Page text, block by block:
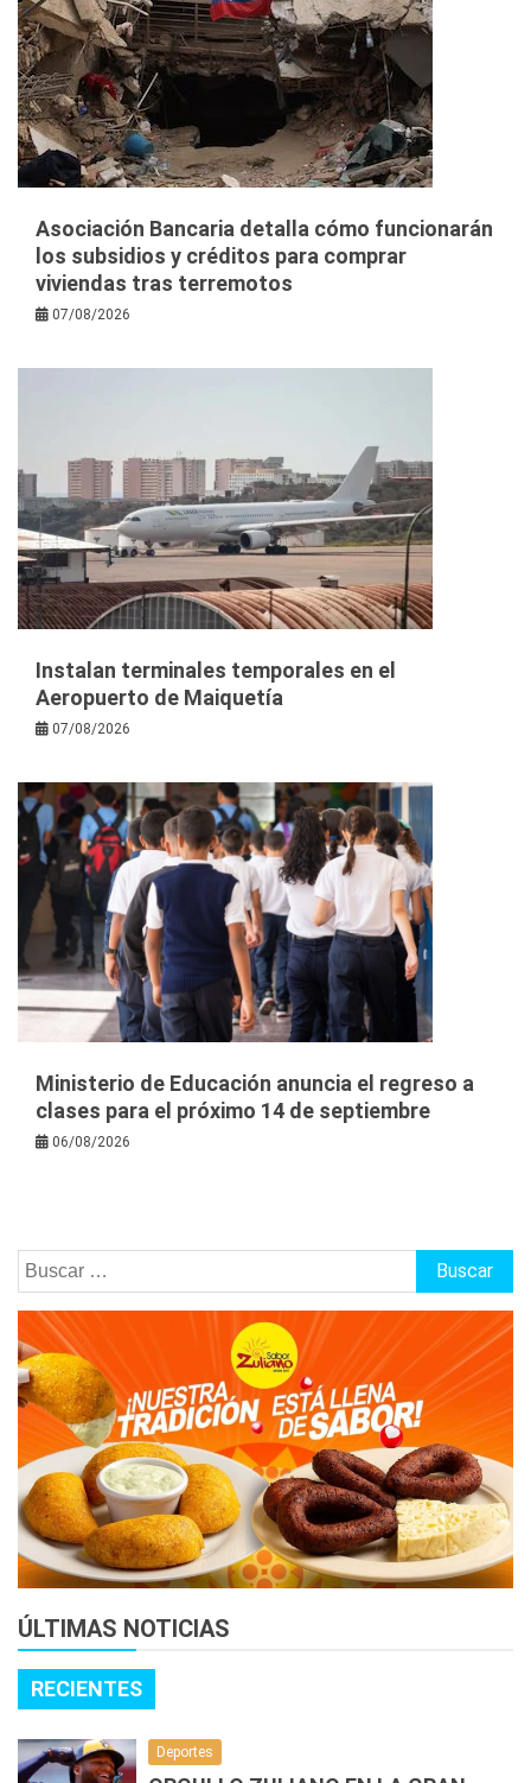
Asociación Bancaria detalla cómo funcionarán
los subsidios y créditos para comprar
viviendas tras terremotos
07/08/2026
Instalan terminales temporales en el
Aeropuerto de Maiquetía
07/08/2026
Ministerio de Educación anuncia el regreso a
clases para el próximo 14 de septiembre
06/08/2026
Buscar:
ÚLTIMAS NOTICIAS
RECIENTES
Deportes